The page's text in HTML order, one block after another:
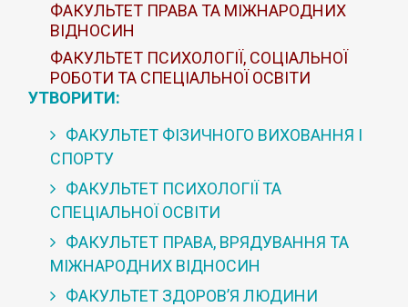
ФАКУЛЬТЕТ ПРАВА ТА МІЖНАРОДНИХ
ВІДНОСИН
ФАКУЛЬТЕТ ПСИХОЛОГІЇ, СОЦІАЛЬНОЇ
РОБОТИ ТА СПЕЦІАЛЬНОЇ ОСВІТИ
УТВОРИТИ:
ФАКУЛЬТЕТ ФІЗИЧНОГО ВИХОВАННЯ І
СПОРТУ
ФАКУЛЬТЕТ ПСИХОЛОГІЇ ТА
СПЕЦІАЛЬНОЇ ОСВІТИ
ФАКУЛЬТЕТ ПРАВА, ВРЯДУВАННЯ ТА
МІЖНАРОДНИХ ВІДНОСИН
ФАКУЛЬТЕТ ЗДОРОВ’Я ЛЮДИНИ